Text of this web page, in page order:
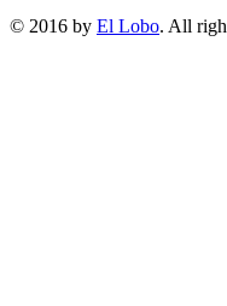
© 2016 by El Lobo. All